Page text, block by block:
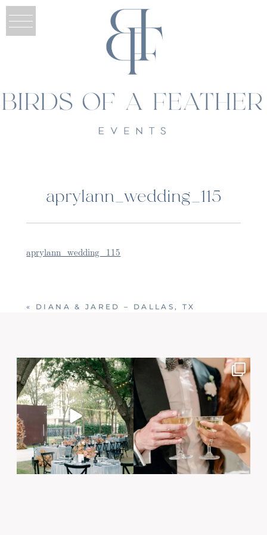
aprylann_wedding_115
aprylann_wedding_115
« DIANA & JARED – DALLAS, TX